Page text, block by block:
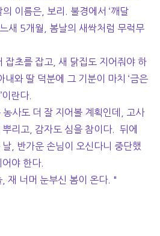
이름은, 보리. 불경에서 ‘깨달
새 5개월, 봄날의 새싹처럼 무럭무
잡초를 잡고, 새 닭집도 지어줘야 하
내와 딸 덕분에 그 기분이 마치 ‘금은
란다.
사도 더 잘 지어볼 계획인데, 고사
리고, 감자도 심을 참이다. 뒤에
, 반가운 손님이 오신다니 중단했
야 한다.
재 너머 눈부신 봄이 온다. "